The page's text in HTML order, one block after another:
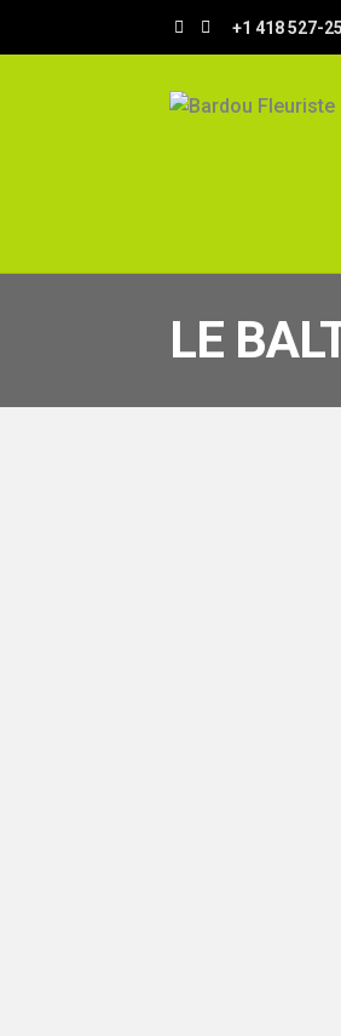
Aller
à
la
navigation
Aller
au
contenu
+1 418 527-
LE